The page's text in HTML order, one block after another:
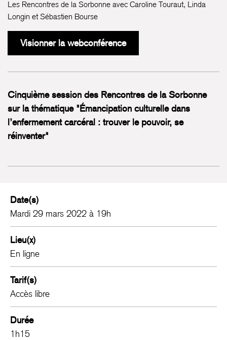
Les Rencontres de la Sorbonne avec Caroline Touraut, Linda
Longin et Sébastien Bourse
Visionner la webconférence
Cinquième session des Rencontres de la Sorbonne
sur la thématique "Émancipation culturelle dans
l’enfermement carcéral : trouver le pouvoir, se
réinventer"
Date(s)
Mardi 29 mars 2022 à 19h
Lieu(x)
En ligne
Tarif(s)
Accès libre
Durée
1h15